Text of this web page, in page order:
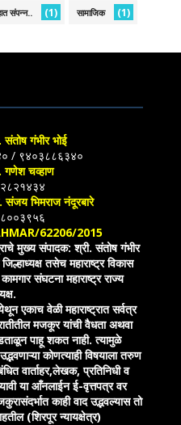
संपन्न.. (1) सामाजिक (1)
गंभीर भोई
/ ९४०३८८६३४०
गणेश चव्हाण
संजय भिमराज नंदूरबारे
62206/2015
मुख्य संपादक: श्री. संतोष गंभीर
तसेच महाराष्ट्र विकास
संघटना महाराष्ट्र राज्य
एकाच वेळी महाराष्ट्रात सर्वत्र
मजकूर यांची वैधता अथवा
पाहू शकत नाही. त्यामुळे
कोणत्याही विषयाला तरुण
वार्ताहर,लेखक, प्रतिनिधी व
या आँनलाईन ई-वृत्तपत्र वर
काही वाद उद्भवल्यास तो
(शिरपूर न्यायक्षेत्र)